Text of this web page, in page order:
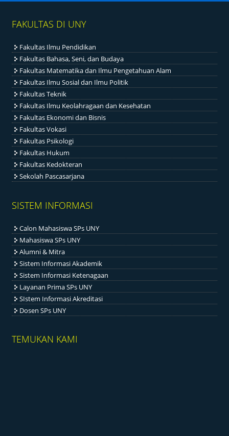
FAKULTAS DI UNY
Fakultas Ilmu Pendidikan
Fakultas Bahasa, Seni, dan Budaya
Fakultas Matematika dan Ilmu Pengetahuan Alam
Fakultas Ilmu Sosial dan Ilmu Politik
Fakultas Teknik
Fakultas Ilmu Keolahragaan dan Kesehatan
Fakultas Ekonomi dan Bisnis
Fakultas Vokasi
Fakultas Psikologi
Fakultas Hukum
Fakultas Kedokteran
Sekolah Pascasarjana
SISTEM INFORMASI
Calon Mahasiswa SPs UNY
Mahasiswa SPs UNY
Alumni & Mitra
Sistem Informasi Akademik
Sistem Informasi Ketenagaan
Layanan Prima SPs UNY
SIstem Informasi Akreditasi
Dosen SPs UNY
TEMUKAN KAMI